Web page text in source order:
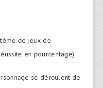
de jeux de
en pourcentage)
se déroulent de